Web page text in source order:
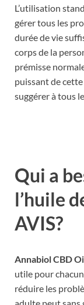
L’utilisation
gérer tous les
durée de vie
corps de la
prémisse
puissant de
suggérer à tous
Qui a
l’huile
AVIS?
Annabiol CBD
utile pour
réduire les